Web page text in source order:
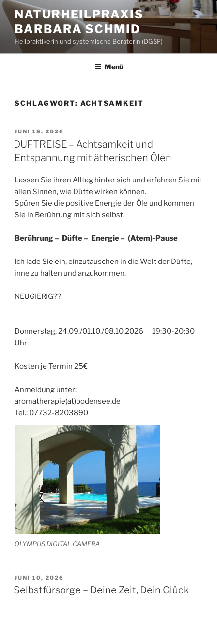
Zum
Inhalt
springen
NATURHEILPRAXIS
BARBARA SCHMID
Heilpraktikerin und systemische Beraterin (DGSF)
Menü
SCHLAGWORT: ACHTSAMKEIT
VERÖFFENTLICHT
AM
JUNI 18, 2026
DUFTREISE – Achtsamkeit und
Entspannung mit ätherischen Ölen
Lassen Sie ihren Alltag hinter sich und erfahren Sie mit
allen Sinnen, wie Düfte wirken können.
Spüren Sie die positive Energie der Öle und kommen
Sie in Berührung mit sich selbst.
Berührung – Düfte – Energie – (Atem)-Pause
Ich lade Sie ein, einzutauschen in die Welt der Düfte,
inne zu halten und anzukommen.
NEUGIERIG??
Donnerstag, 24.09./01.10./08.10.2026 19:30-20:30
Uhr
Kosten je Termin 25€
Anmeldung unter:
aromatherapie(at)bodensee.de
Tel.: 07732-8203890
OLYMPUS DIGITAL CAMERA
VERÖFFENTLICHT
AM
JUNI 10, 2026
Selbstfürsorge – Deine Zeit, Dein Glück